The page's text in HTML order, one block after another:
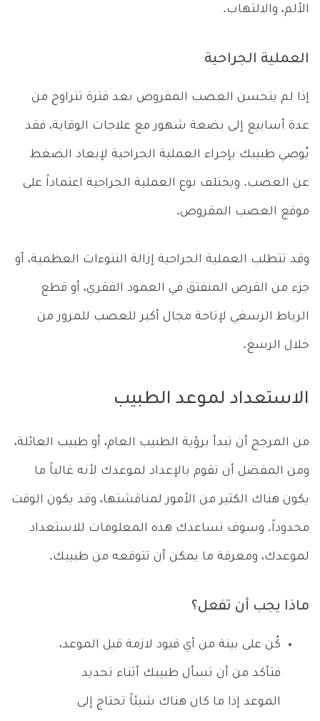
الألم، والالتهاب.
العملية الجراحية
إذا لم يتحسن العصب المقروص بعد فترة تتراوح من
عدة أسابيع إلى بضعة شهور مع علاجات الوقاية، فقد
يُوصي طبيبك بإجراء العملية الجراحية لإبعاد الضغط
عن العصب. ويختلف نوع العملية الجراحية اعتماداً على
موقع العصب المقروص.
وقد تتطلب العملية الجراحية إزالة النتوءات العظمية، أو
جزء من القرص المنفتق في العمود الفقري، أو قطع
الرباط الرسغي لإتاحة مجال أكبر للعصب للمرور من
خلال الرسغ.
الاستعداد لموعد الطبيب
من المرجح أن تبدأ برؤية الطبيب العام، أو طبيب العائلة،
ومن المفضل أن تقوم بالإعداد لموعدك لأنه غالباً ما
يكون هناك الكثير من الأمور لمناقشتها، وقد يكون الوقت
محدوداً. وسوف تساعدك هذه المعلومات للاستعداد
لموعدك، ومعرفة ما يمكن أن تتوقعه من طبيبك.
ماذا يجب أن تفعل؟
كُن على بينة من أي قيود لازمة قبل الموعد،
فتأكد من أن تسأل طبيبك أثناء تحديد
الموعد إذا ما كان هناك شيئاً تحتاج إلى